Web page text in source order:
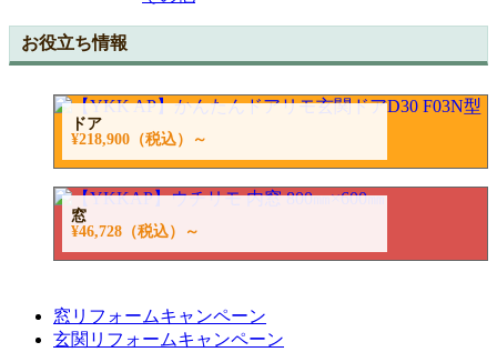
お役立ち情報
ドア
¥218,900（税込）～
窓
¥46,728（税込）～
窓リフォームキャンペーン
玄関リフォームキャンペーン